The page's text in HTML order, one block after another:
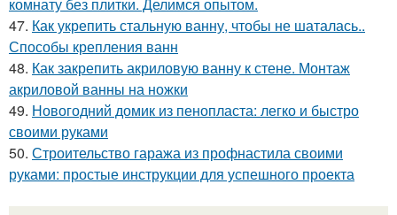
47. Как укрепить стальную ванну, чтобы не шаталась..
Способы крепления ванн
48. Как закрепить акриловую ванну к стене. Монтаж
акриловой ванны на ножки
49. Новогодний домик из пенопласта: легко и быстро
своими руками
50. Строительство гаража из профнастила своими
руками: простые инструкции для успешного проекта